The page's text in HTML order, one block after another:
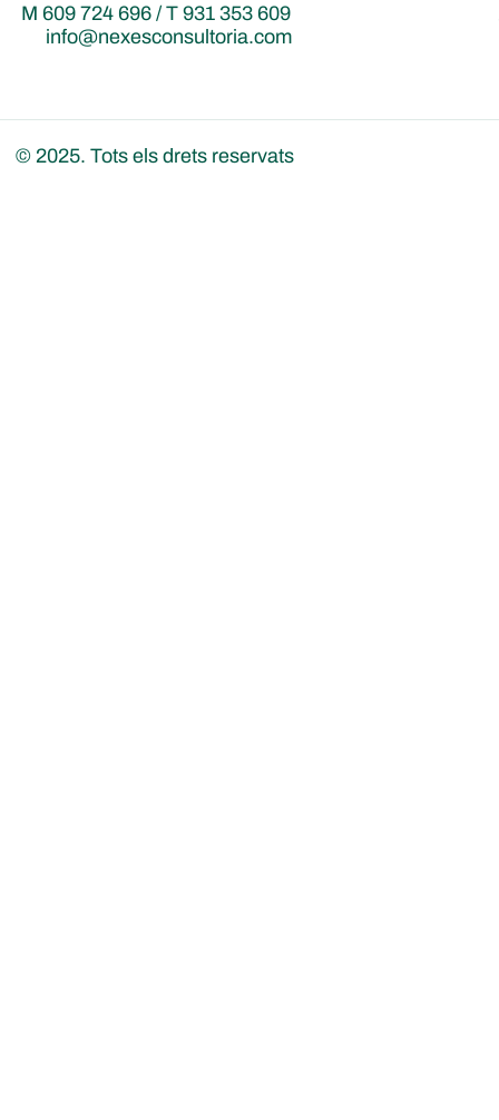
M 609 724 696 / T 931 353 609
info@nexesconsultoria.com
© 2025. Tots els drets reservats